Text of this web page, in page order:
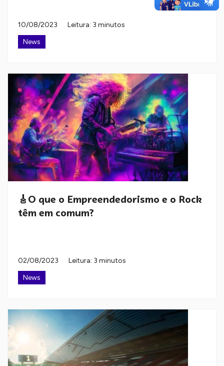
10/08/2023
Leitura: 3 minutos
News
🎸O que o Empreendedorismo e o Rock
têm em comum?
02/08/2023
Leitura: 3 minutos
News